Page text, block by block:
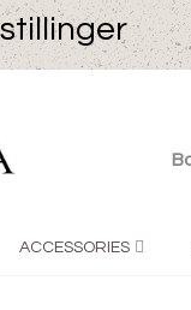
ACCESSORIES